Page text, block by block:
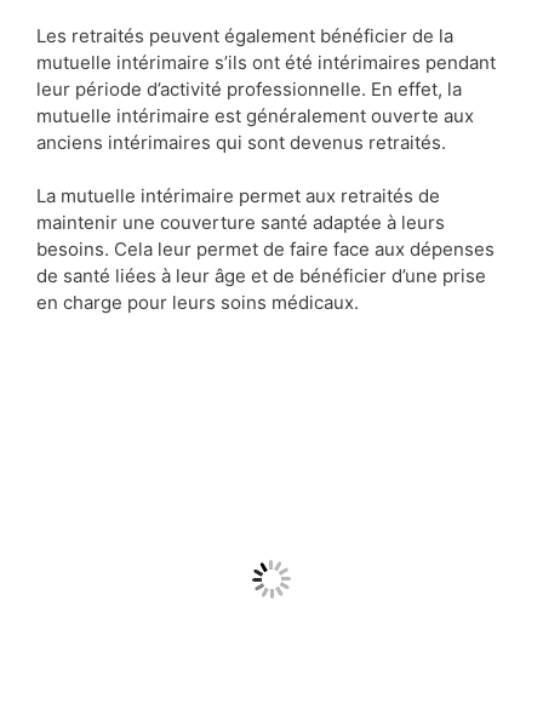
Les retraités peuvent également bénéficier de la
mutuelle intérimaire s’ils ont été intérimaires pendant
leur période d’activité professionnelle. En effet, la
mutuelle intérimaire est généralement ouverte aux
anciens intérimaires qui sont devenus retraités.
La mutuelle intérimaire permet aux retraités de
maintenir une couverture santé adaptée à leurs
besoins. Cela leur permet de faire face aux dépenses
de santé liées à leur âge et de bénéficier d’une prise
en charge pour leurs soins médicaux.